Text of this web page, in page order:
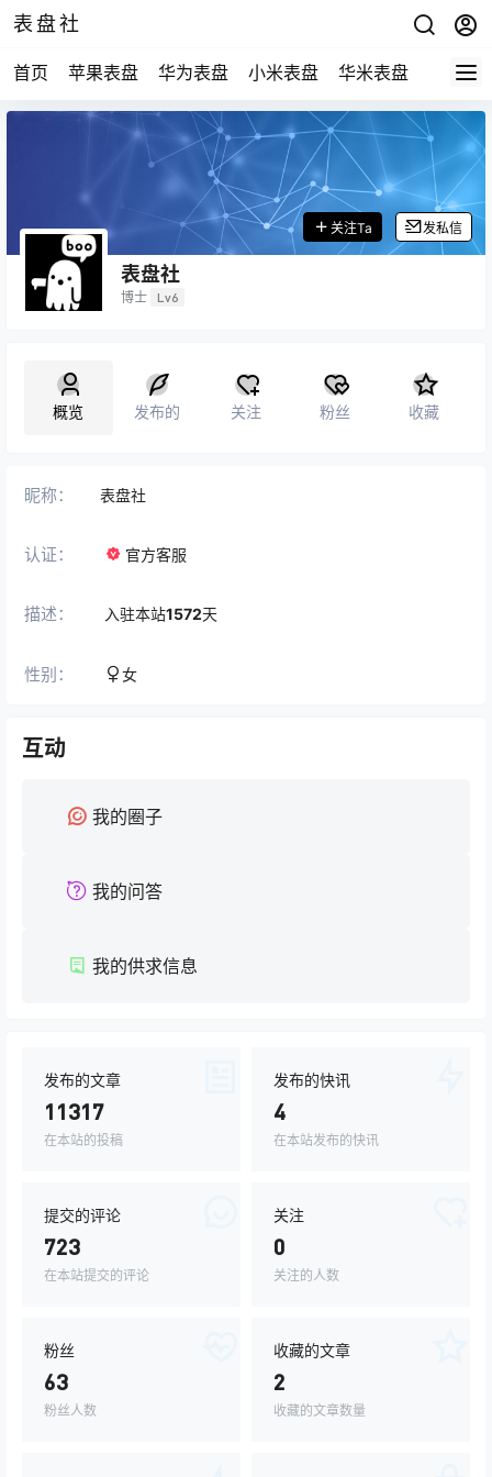
表盘社
首页 苹果表盘 华为表盘 小米表盘 华米表盘 社区
表盘社
博士 Lv6
关注Ta 发私信
概览 发布的 关注 粉丝 收藏
昵称： 表盘社
认证： 官方客服
描述： 入驻本站1572天
性别： 女
互动
我的圈子
我的问答
我的供求信息
发布的文章
11317
在本站的投稿
发布的快讯
4
在本站发布的快讯
提交的评论
723
在本站提交的评论
关注
0
关注的人数
粉丝
63
粉丝人数
收藏的文章
2
收藏的文章数量